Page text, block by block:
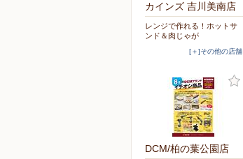
カインズ 吉川美南店
レンジで作れる！ホットサ
ンド＆肉じゃが
[＋]その他の店舗
DCM/柏の葉公園店